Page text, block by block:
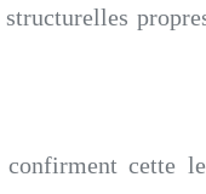
cette